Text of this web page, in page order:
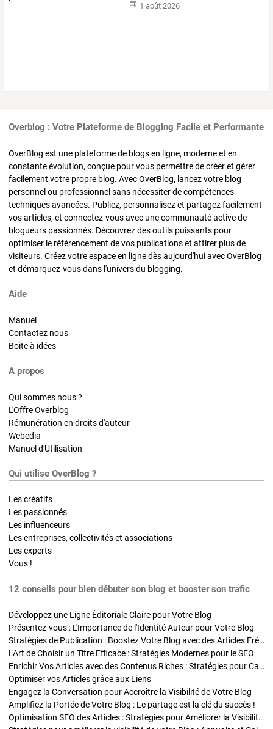
1 août 2026
Overblog : Votre Plateforme de Blogging Facile et Performante
OverBlog est une plateforme de blogs en ligne, moderne et en
constante évolution, conçue pour vous permettre de créer et gérer
facilement votre propre blog. Avec OverBlog, lancez votre blog
personnel ou professionnel sans nécessiter de compétences
techniques avancées. Publiez, personnalisez et partagez facilement
vos articles, et connectez-vous avec une communauté active de
blogueurs passionnés. Découvrez des outils puissants pour
optimiser le référencement de vos publications et attirer plus de
visiteurs. Créez votre espace en ligne dès aujourd'hui avec OverBlog
et démarquez-vous dans l'univers du blogging.
Aide
Manuel
Contactez nous
Boite à idées
A propos
Qui sommes nous ?
L'Offre Overblog
Rémunération en droits d'auteur
Webedia
Manuel d'Utilisation
Qui utilise OverBlog ?
Les créatifs
Les passionnés
Les influenceurs
Les entreprises, collectivités et associations
Les experts
Vous !
12 conseils pour bien débuter son blog et booster son trafic
Développez une Ligne Éditoriale Claire pour Votre Blog
Présentez-vous : L'Importance de l'Identité Auteur pour Votre Blog
Stratégies de Publication : Boostez Votre Blog avec des Articles Fréquents et Exclusifs
L'Art de Choisir un Titre Efficace : Stratégies Modernes pour le SEO
Enrichir Vos Articles avec des Contenus Riches : Stratégies pour Captiver et Optimiser
Optimiser vos Articles grâce aux Liens
Engagez la Conversation pour Accroître la Visibilité de Votre Blog
Amplifiez la Portée de Votre Blog : Le partage est la clé du succès !
Optimisation SEO des Articles : Stratégies pour Améliorer la Visibilité de Votre Blog